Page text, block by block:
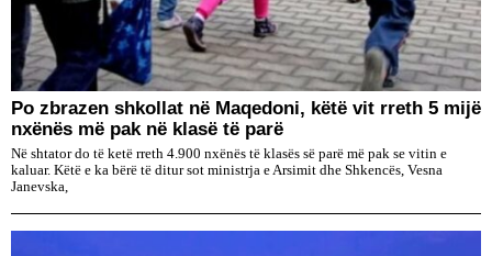
Po zbrazen shkollat në Maqedoni, këtë vit rreth 5 mijë
nxënës më pak në klasë të parë
Në shtator do të ketë rreth 4.900 nxënës të klasës së parë më pak se vitin e
kaluar. Këtë e ka bërë të ditur sot ministrja e Arsimit dhe Shkencës, Vesna
Janevska,